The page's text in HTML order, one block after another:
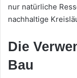
nur natürliche
nachhaltige
Die
Bau